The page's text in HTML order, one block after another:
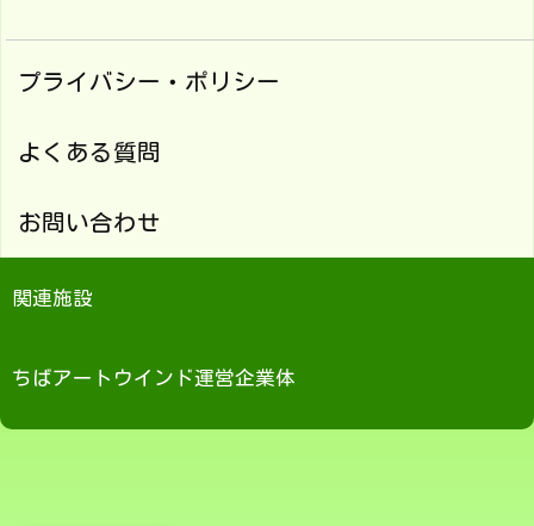
プライバシー・ポリシー
よくある質問
お問い合わせ
関連施設
ちばアートウインド運営企業体